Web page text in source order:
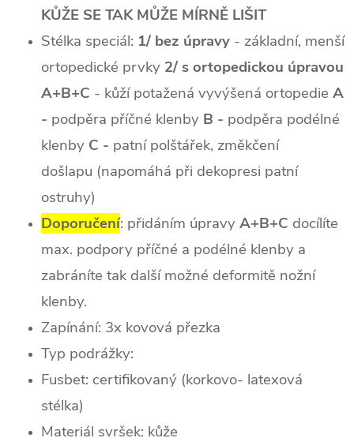
KŮŽE SE TAK MŮŽE MÍRNĚ LIŠIT
Stélka speciál: 1/ bez úpravy - základní, menší
ortopedické prvky 2/ s ortopedickou úpravou
A+B+C - kůží potažená vyvýšená ortopedie A
- podpěra příčné klenby B - podpěra podélné
klenby C - patní polštářek, změkčení
došlapu (napomáhá při dekopresi patní
ostruhy)
Doporučení: přidáním úpravyA+B+C docílíte
max. podpory příčné a podélné klenby a
zabráníte tak další možné deformitě nožní
klenby.
Zapínání: 3x kovová přezka
Typ podrážky:
Fusbet: certifikovaný (korkovo- latexová
stélka)
Materiál svršek: kůže